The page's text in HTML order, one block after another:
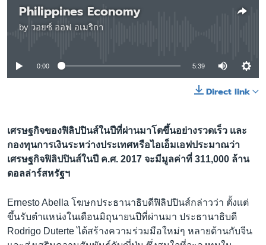
Philippines Economy
by วอยซ์ ออฟ อเมริกา
No media source currently available
0:00 5:39
Direct link
เศรษฐกิจของฟิลิปปินส์ในปีที่ผ่านมาโตขึ้นอย่างรวดเร็ว เเละ
กองทุนการเงินระหว่างประเทศหรือไอเอ็มเอฟประมาณว่า
เศรษฐกิจฟิลิปปินส์ในปี ค.ศ. 2017 จะมีมูลค่าที่ 311,000 ล้าน
ดอลล่าร์สหรัฐฯ
Ernesto Abella โฆษกประธานาธิบดีฟิลิปปินส์กล่าวว่า ตั้งเเต่
ขึ้นรับตำเเหน่งในเดือนมิถุนายนปีที่ผ่านมา ประธานาธิบดี
Rodrigo Duterte ได้สร้างความร่วมมือใหม่ๆ หลายด้านกับจีน